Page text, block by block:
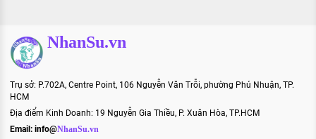
NhanSu.vn
Trụ sở: P.702A, Centre Point, 106 Nguyễn Văn Trỗi, phường Phú Nhuận, TP.
HCM
Địa điểm Kinh Doanh: 19 Nguyễn Gia Thiều, P. Xuân Hòa, TP.HCM
Email: info@NhanSu.vn